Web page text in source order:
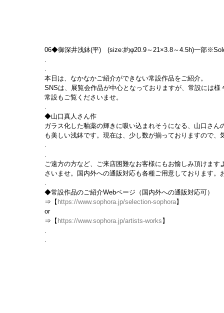
06◆御深井浅鉢(平)　(size:約φ20.9～21×3.8～4.5h)一部
.
.
本日は、なかなかご紹介ができない常設作品をご紹介。
SNSは、展覧会作品が中心となっておりますが、常設には
常設もご覧くださいませ。
.
◆山口真人さん作
ガラス化した釉薬の輝きに吸い込まれそうになる、山口さ
も美しい浅鉢です。現在は、少し数が揃っておりますので、
.
.
ご遠方の方など、ご来店困難なお客様にもお愉しみ頂けま
さいませ。国内外への通販対応も各種ご用意しております。
.
◆常設作品のご紹介Webページ（国内外への通販対応可）
⇒【 https://www.sophora.jp/selection-sophora】
or
⇒【 https://www.sophora.jp/artists-works 】
.
.